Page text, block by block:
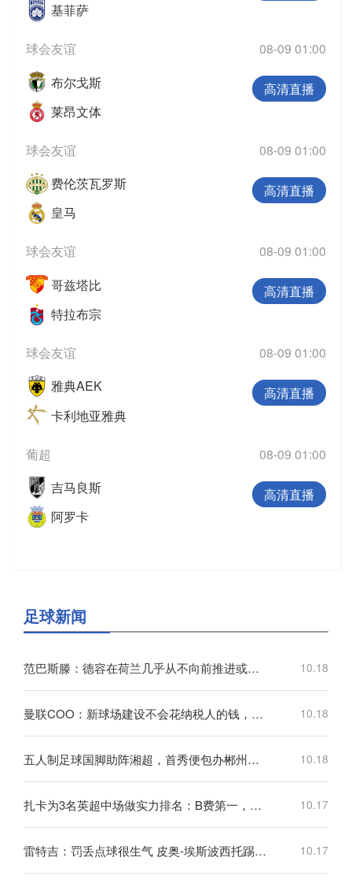
基菲萨
球会友谊
08-09 01:00
布尔戈斯
莱昂文体
高清直播
球会友谊
08-09 01:00
费伦茨瓦罗斯
皇马
高清直播
球会友谊
08-09 01:00
哥兹塔比
特拉布宗
高清直播
球会友谊
08-09 01:00
雅典AEK
卡利地亚雅典
高清直播
葡超
08-09 01:00
吉马良斯
阿罗卡
高清直播
足球新闻
范巴斯滕：德容在荷兰几乎从不向前推进或转移球，这令人失望 10.18
曼联COO：新球场建设不会花纳税人的钱，曼联自行承担20亿镑费用 10.18
五人制足球国脚助阵湘超，首秀便包办郴州队三个进球 10.18
扎卡为3名英超中场做实力排名：B费第一，维尔茨第二，帕尔默第三 10.17
雷特吉：罚丢点球很生气 皮奥-埃斯波西托踢得非常好 10.17